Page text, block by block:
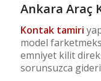
Ankara Araç
Kontak tamiri
model
emniyet kilit
sorunsuzca